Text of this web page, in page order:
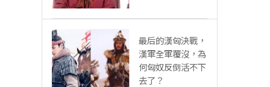
最后的漢匈決戰，
漢軍全軍覆沒，為
何匈奴反倒活不下
去了？